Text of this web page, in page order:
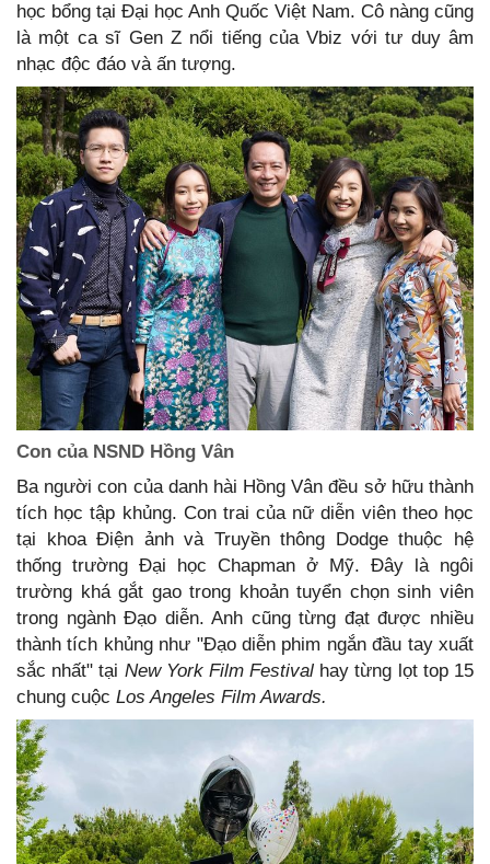
học bổng tại Đại học Anh Quốc Việt Nam. Cô nàng cũng
là một ca sĩ Gen Z nổi tiếng của Vbiz với tư duy âm
nhạc độc đáo và ấn tượng.
Con của NSND Hồng Vân
Ba người con của danh hài Hồng Vân đều sở hữu thành
tích học tập khủng. Con trai của nữ diễn viên theo học
tại khoa Điện ảnh và Truyền thông Dodge thuộc hệ
thống trường Đại học Chapman ở Mỹ. Đây là ngôi
trường khá gắt gao trong khoản tuyển chọn sinh viên
trong ngành Đạo diễn. Anh cũng từng đạt được nhiều
thành tích khủng như "Đạo diễn phim ngắn đầu tay xuất
sắc nhất" tại New York Film Festival hay từng lọt top 15
chung cuộc Los Angeles Film Awards.